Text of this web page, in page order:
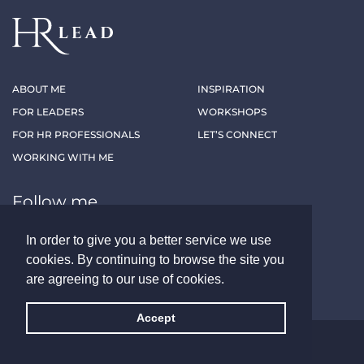
In order to give you a better service we use
cookies. By continuing to browse the site you
are agreeing to our use of cookies.
Accept
ABOUT ME
FOR LEADERS
FOR HR PROFESSIONALS
WORKING WITH ME
INSPIRATION
WORKSHOPS
LET’S CONNECT
Follow me
LINKEDIN XING
ALL RIGHTS RESERVED - HRLEAD.AT